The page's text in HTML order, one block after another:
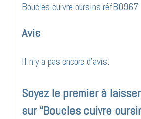
Boucles cuivre oursins réfBO967
Avis
Il n’y a pas encore d’avis.
Soyez le premier à
sur “Boucles cuivre